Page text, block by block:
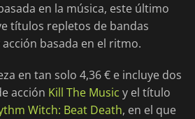
en la música, este último
títulos repletos de bandas
basada en el ritmo.
en tan solo 4,36 € e incluye dos
acción Kill The Music y el título
Witch: Beat Death, en el que